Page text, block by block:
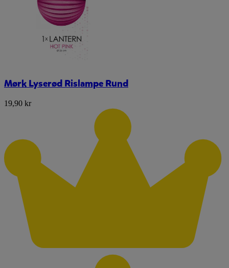
Mørk Lyserød Rislampe Rund
19,90 kr